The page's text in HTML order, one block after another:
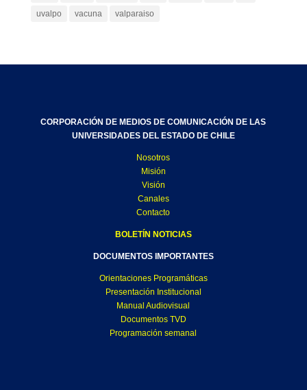
uvalpo
vacuna valparaiso
CORPORACIÓN DE MEDIOS DE COMUNICACIÓN DE LAS
UNIVERSIDADES DEL ESTADO DE CHILE
Nosotros
Misión
Visión
Canales
Contacto
BOLETÍN NOTICIAS
DOCUMENTOS IMPORTANTES
Orientaciones Programáticas
Presentación Institucional
Manual Audiovisual
Documentos TVD
Programación semanal